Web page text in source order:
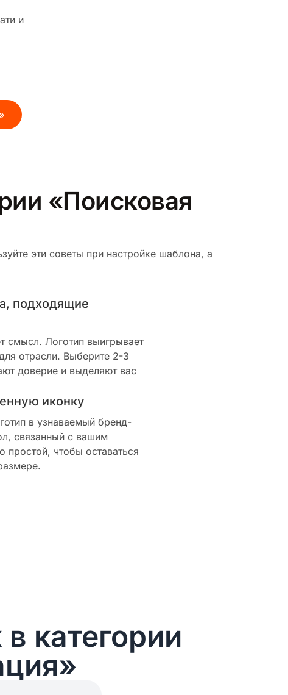
и
«Поисковая
эти советы при настройке шаблона, а
подходящие
смысл. Логотип выигрывает
отрасли. Выберите 2-3
доверие и выделяют вас
иконку
в узнаваемый бренд-
связанный с вашим
простой, чтобы оставаться
категории